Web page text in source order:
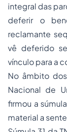
integral das
deferir o
reclamante
vê deferido
vínculo para a
No âmbito dos
Nacional de
firmou a
material a